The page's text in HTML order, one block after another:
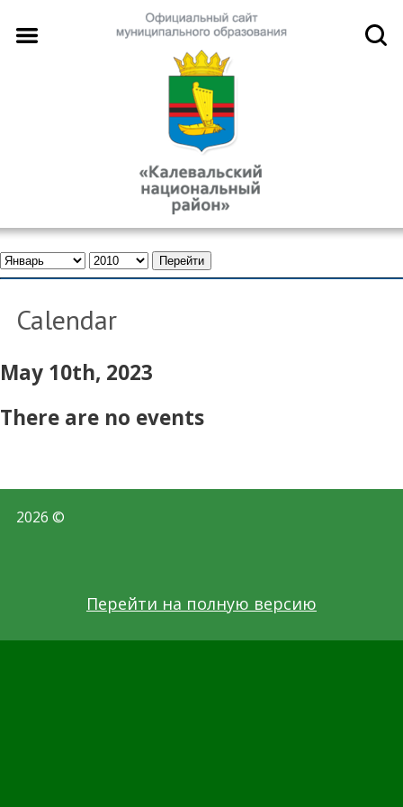
Calendar
May 10th, 2023
There are no events
2026 ©
Перейти на полную версию